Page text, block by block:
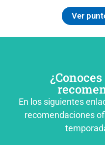
Ver
En los siguientes
recomendaciones